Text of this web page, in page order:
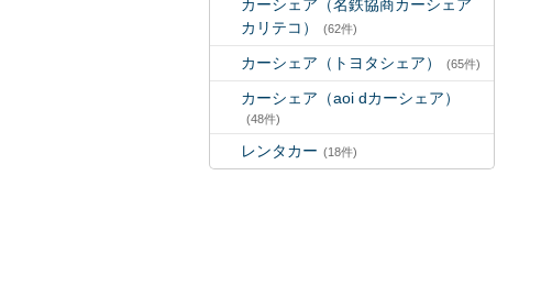
カーシェア（名鉄協商カーシェア
カリテコ）
(62件)
カーシェア（トヨタシェア） (65件)
カーシェア（aoi dカーシェア）
(48件)
レンタカー (18件)